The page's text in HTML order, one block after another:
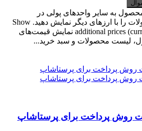
به سایر واحدهای پولی در
پرستاشاپ قیمت محصولات را با ارزهای دیگر نمایش دهید. Show
additional prices (currencies, taxes, discounts) نمایش قیمت‌های
لیست محصولات و سبد خرید...
روش پرداخت برای پرستاشاپ